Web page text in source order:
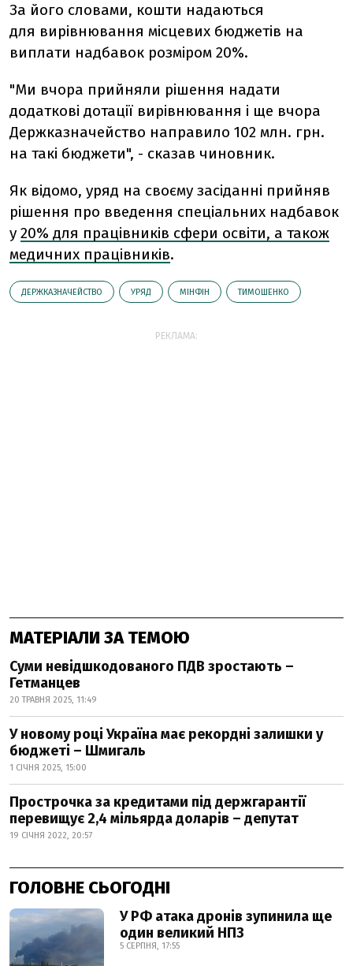
За його словами, кошти надаються
для вирівнювання місцевих бюджетів на
виплати надбавок розміром 20%.
"Ми вчора прийняли рішення надати
додаткові дотації вирівнювання і ще вчора
Держказначейство направило 102 млн. грн.
на такі бюджети", - сказав чиновник.
Як відомо, уряд на своєму засіданні прийняв
рішення про введення спеціальних надбавок
у 20% для працівників сфери освіти, а також
медичних працівників.
ДЕРЖКАЗНАЧЕЙСТВО УРЯД МІНФІН ТИМОШЕНКО
РЕКЛАМА:
МАТЕРІАЛИ ЗА ТЕМОЮ
Суми невідшкодованого ПДВ зростають –
Гетманцев
20 ТРАВНЯ 2025, 11:49
У новому році Україна має рекордні залишки у
бюджеті – Шмигаль
1 СІЧНЯ 2025, 15:00
Прострочка за кредитами під держгарантії
перевищує 2,4 мільярда доларів – депутат
19 СІЧНЯ 2022, 20:57
ГОЛОВНЕ СЬОГОДНІ
У РФ атака дронів зупинила ще
один великий НПЗ
5 СЕРПНЯ, 17:55